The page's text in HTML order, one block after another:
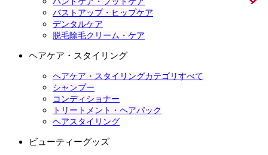
バストアップ・ヒップケア
デンタルケア
脱毛除毛クリーム・ケア
ヘアケア・スタイリング
ヘアケア・スタイリングカテゴリすべて
シャンプー
コンディショナー
トリートメント・ヘアパック
ヘアスタイリング
ビューティーグッズ